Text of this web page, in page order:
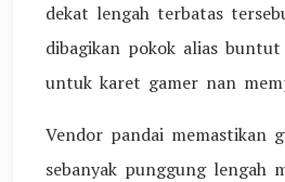
dekat lengah terbatas
dibagikan pokok alias
untuk karet gamer nan
Vendor pandai memastikan
sebanyak punggung lengah